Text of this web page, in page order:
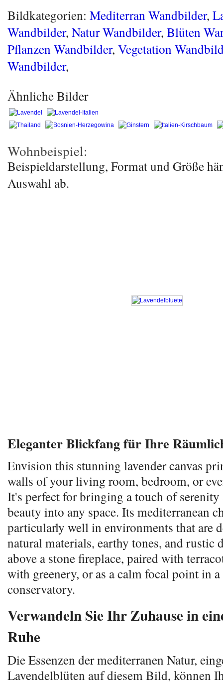
Bildkategorien: Mediterran Wandbilder,
Wandbilder, Natur Wandbilder, Blüten
Pflanzen Wandbilder, Vegetation
Wandbilder,
Ähnliche Bilder
Wohnbeispiel:
Beispieldarstellung, Format und Größe
Auswahl ab.
Eleganter Blickfang für Ihre
Envision this stunning lavender canvas
walls of your living room, bedroom, or
It's perfect for bringing a touch of serenity
beauty into any space. Its mediterranean
particularly well in environments that are
natural materials, earthy tones, and rustic
above a stone fireplace, paired with
with greenery, or as a calm focal point in
conservatory.
Verwandeln Sie Ihr Zuhause in
Ruhe
Die Essenzen der mediterranen Natur,
Lavendelblüten auf diesem Bild, können